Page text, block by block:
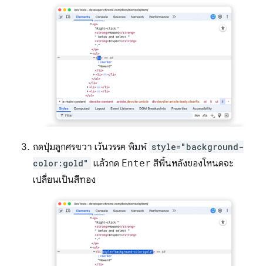
กดปุ่มลูกศรขวา เว้นวรรค พิมพ์ style="background-
color:gold" แล้วกด Enter สีพื้นหลังของโหนดจะ
เปลี่ยนเป็นสีทอง